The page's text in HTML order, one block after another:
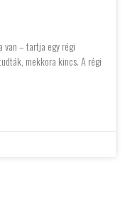
van – tartja egy régi
mekkora kincs. A régi